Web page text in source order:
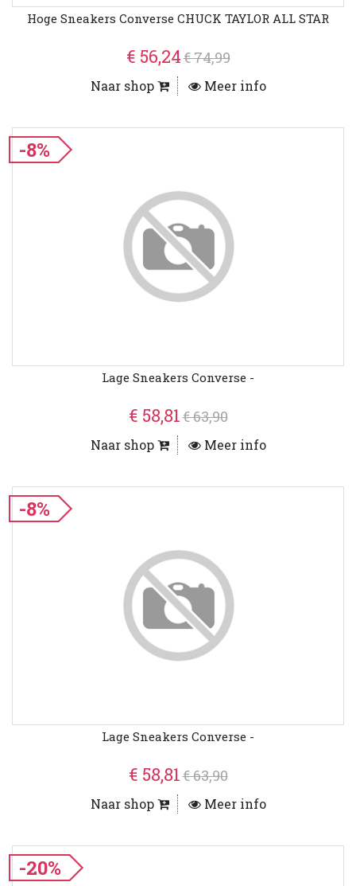
Hoge Sneakers Converse CHUCK TAYLOR ALL STAR
€ 56,24€ 74,99
Naar shop Meer info
-8%
Lage Sneakers Converse -
€ 58,81€ 63,90
Naar shop Meer info
-8%
Lage Sneakers Converse -
€ 58,81€ 63,90
Naar shop Meer info
-20%